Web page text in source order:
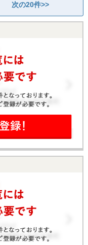
次の20件>>